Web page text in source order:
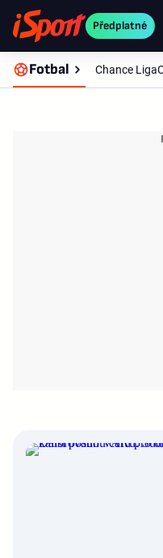
Předplatné
Fotbal Chance Liga